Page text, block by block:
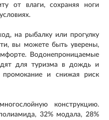
от влаги, сохраняя ноги
на рыбалку или прогулку
вы можете быть уверены,
Водонепроницаемые
для туризма в дождь и
и снижая риск
конструкцию.
32% модала, 28%